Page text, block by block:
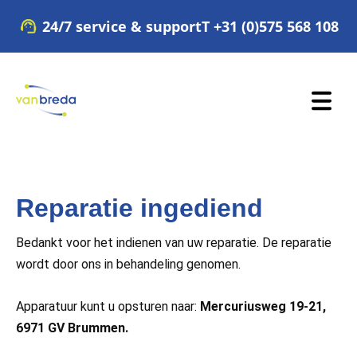
content
24/7 service & supportT +31 (0)575 568 108
Reparatie ingediend
Bedankt voor het indienen van uw reparatie. De reparatie
wordt door ons in behandeling genomen.
Apparatuur kunt u opsturen naar: Mercuriusweg 19-21,
6971 GV Brummen.